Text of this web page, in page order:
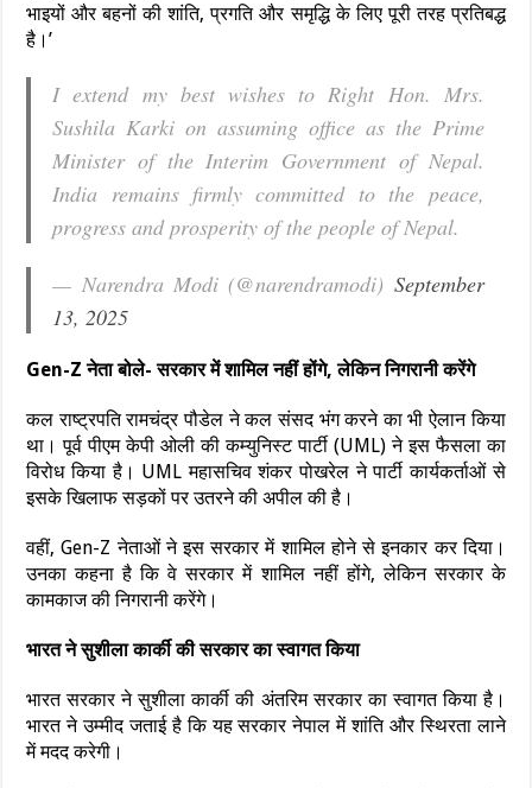
भाइयों और बहनों की शांति, प्रगति और समृद्धि के लिए पूरी तरह प्रतिबद्ध
है।’
I extend my best wishes to Right Hon. Mrs.
Sushila Karki on assuming office as the Prime
Minister of the Interim Government of Nepal.
India remains firmly committed to the peace,
progress and prosperity of the people of Nepal.
— Narendra Modi (@narendramodi) September
13, 2025
Gen-Z नेता बोले- सरकार में शामिल नहीं होंगे, लेकिन निगरानी करेंगे
कल राष्ट्रपति रामचंद्र पौडेल ने कल संसद भंग करने का भी ऐलान किया
था। पूर्व पीएम केपी ओली की कम्युनिस्ट पार्टी (UML) ने इस फैसला का
विरोध किया है। UML महासचिव शंकर पोखरेल ने पार्टी कार्यकर्ताओं से
इसके खिलाफ सड़कों पर उतरने की अपील की है।
वहीं, Gen-Z नेताओं ने इस सरकार में शामिल होने से इनकार कर दिया।
उनका कहना है कि वे सरकार में शामिल नहीं होंगे, लेकिन सरकार के
कामकाज की निगरानी करेंगे।
भारत ने सुशीला कार्की की सरकार का स्वागत किया
भारत सरकार ने सुशीला कार्की की अंतरिम सरकार का स्वागत किया है।
भारत ने उम्मीद जताई है कि यह सरकार नेपाल में शांति और स्थिरता लाने
में मदद करेगी।